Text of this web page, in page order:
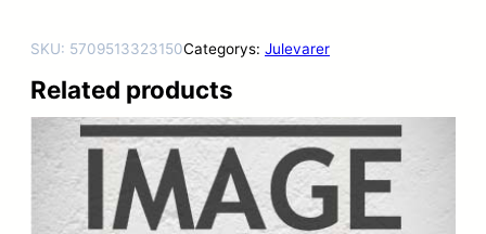
SKU: 5709513323150Categorys: Julevarer
Related products